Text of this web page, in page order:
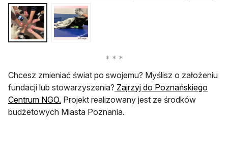
Chcesz zmieniać świat po swojemu? Myślisz o założeniu
fundacji lub stowarzyszenia? Zajrzyj do Poznańskiego
Centrum NGO. otwiera się w nowej karcie
Projekt realizowany jest ze środków
budżetowych Miasta Poznania.